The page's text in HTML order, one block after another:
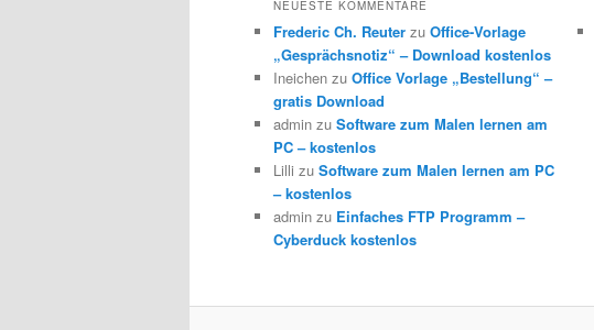
NEUESTE KOMMENTARE
Frederic Ch. Reuter zu Office-Vorlage
„Gesprächsnotiz“ – Download kostenlos
Ineichen zu Office Vorlage „Bestellung“ –
gratis Download
admin zu Software zum Malen lernen am
PC – kostenlos
Lilli zu Software zum Malen lernen am PC
– kostenlos
admin zu Einfaches FTP Programm –
Cyberduck kostenlos